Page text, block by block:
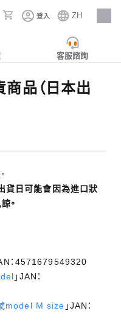
登入 ZH
人才招募
客服諮詢
品（日本出
貨日可能會因為進口狀
。
：4571679549320
」JAN：
model M size 」JAN：